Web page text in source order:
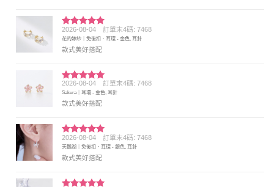
評分5 滿
分 5
2026-08-04 訂單末4碼: 7468
花的嫁紗｜免後扣．耳環 - 金色, 耳針
款式美好搭配
評分5 滿
分 5
2026-08-04 訂單末4碼: 7468
Sakura｜耳環 - 金色, 耳針
款式美好搭配
評分5 滿
分 5
2026-08-04 訂單末4碼: 7468
天鵝湖｜免後扣．耳環 - 銀色, 耳針
款式美好搭配